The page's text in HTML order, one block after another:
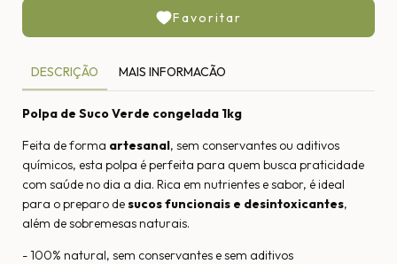
Favoritar
DESCRIÇÃO MAIS INFORMACÃO
Polpa de Suco Verde congelada 1kg
Feita de forma artesanal, sem conservantes ou aditivos
químicos, esta polpa é perfeita para quem busca praticidade
com saúde no dia a dia. Rica em nutrientes e sabor, é ideal
para o preparo desucos funcionais e desintoxicantes,
além de sobremesas naturais.
- 100% natural, sem conservantes e sem aditivos